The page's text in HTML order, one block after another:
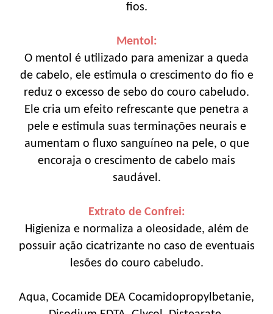
fios.
Mentol:
O mentol é utilizado para amenizar a queda
de cabelo, ele estimula o crescimento do fio e
reduz o excesso de sebo do couro cabeludo.
Ele cria um efeito refrescante que penetra a
pele e estimula suas terminações neurais e
aumentam o fluxo sanguíneo na pele, o que
encoraja o crescimento de cabelo mais
saudável.
Extrato de Confrei:
Higieniza e normaliza a oleosidade, além de
possuir ação cicatrizante no caso de eventuais
lesões do couro cabeludo.
Aqua, Cocamide DEA Cocamidopropylbetanie,